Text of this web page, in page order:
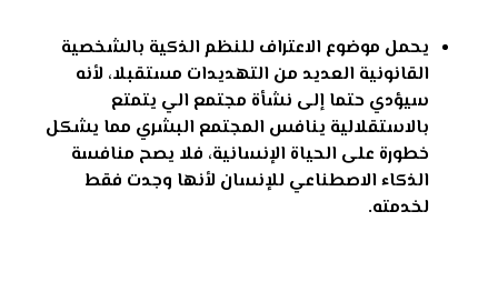
يحمل موضوع الاعتراف للنظم الذكية بالشخصية
القانونية العديد من التهديدات مستقبلا، لأنه
سيؤدي حتما إلى نشأة مجتمع الي يتمتع
بالاستقلالية ينافس المجتمع البشري مما يشكل
خطورة على الحياة الإنسانية، فلا يصح منافسة
الذكاء الاصطناعي للإنسان لأنها وجدت فقط
لخدمته.